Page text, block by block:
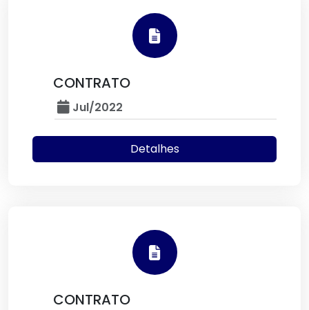
CONTRATO
Jul/2022
Detalhes
CONTRATO